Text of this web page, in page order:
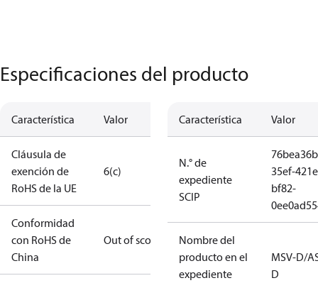
Especificaciones del producto
Característica Valor
Cláusula de
exención de
RoHS de la UE
6(c)
Conformidad
con RoHS de
China
Out of scope
Característica Valor
N.° de
expediente
SCIP
35ef-
bf82-
Nombre del
producto en el
expediente
MSV-D/
D